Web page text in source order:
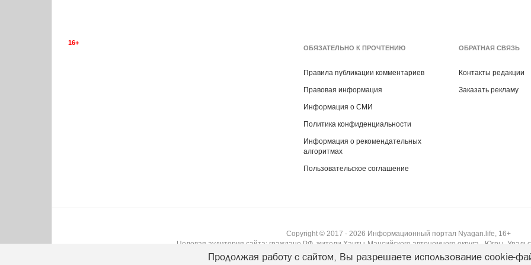
16+
ОБЯЗАТЕЛЬНО К ПРОЧТЕНИЮ
Правила публикации комментариев
Правовая информация
Информация о СМИ
Политика конфиденциальности
Информация о рекомендательных
алгоритмах
Пользовательское соглашение
ОБРАТНАЯ СВЯЗЬ
Контакты редакции
Заказать рекламу
Copyright © 2017 - 2026 Информационный портал Nyagan.life, 16+
Целевая аудитория сайта: граждане РФ, жители Ханты-Мансийского автономного округа - Югры,
Продолжая работу с сайтом, Вы разрешаете использование cookie-